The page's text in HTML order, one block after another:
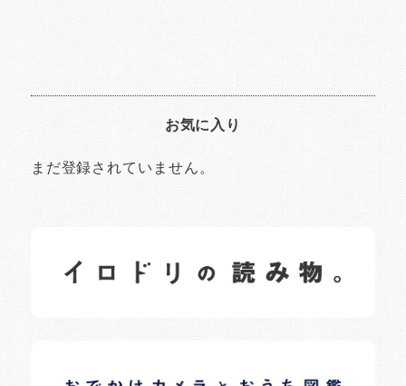
お気に入り
まだ登録されていません。
日常の様子など随時更新中です。
日常の様子など随時更新中です。